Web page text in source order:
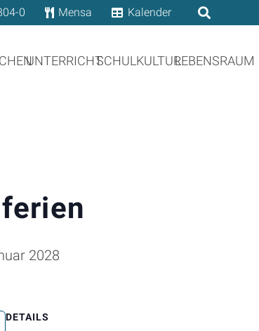
0 Mensa Kalender
UNTERRICHTSCHULKULTURLEBENSRAUM
2028
DETAILS